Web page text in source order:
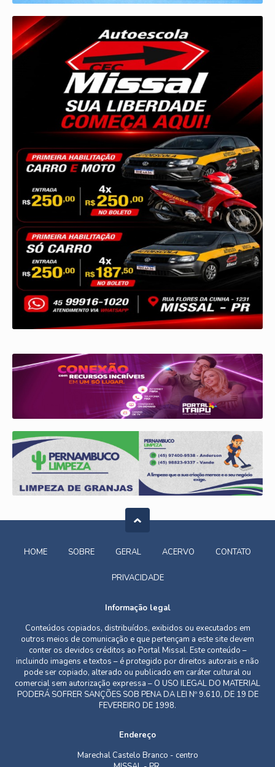
HOME SOBRE GERAL ACERVO CONTATO
PRIVACIDADE
Informação legal
Conteúdos copiados, distribuídos, exibidos ou executados em
outros meios de comunicação e que pertençam a este site devem
conter os devidos créditos ao Portal Missal. Este conteúdo –
incluindo imagens e textos – é protegido por direitos autorais e não
pode ser copiado, alterado ou publicado em caráter cultural ou
comercial sem autorização expressa – O USO ILEGAL DO MATERIAL
PODERÁ SOFRER SANÇÕES SOB PENA DA LEI Nº 9.610, DE 19 DE
FEVEREIRO DE 1998.
Endereço
Marechal Castelo Branco - centro